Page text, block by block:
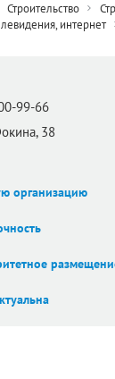
Строительство
интернет
99-66
38
организацию